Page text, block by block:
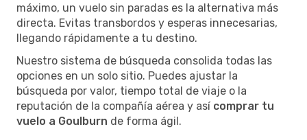
máximo, un vuelo sin paradas es la alternativa más
directa. Evitas transbordos y esperas innecesarias,
llegando rápidamente a tu destino.
Nuestro sistema de búsqueda consolida todas las
opciones en un solo sitio. Puedes ajustar la
búsqueda por valor, tiempo total de viaje o la
reputación de la compañía aérea y así comprar tu
vuelo a Goulburn de forma ágil.